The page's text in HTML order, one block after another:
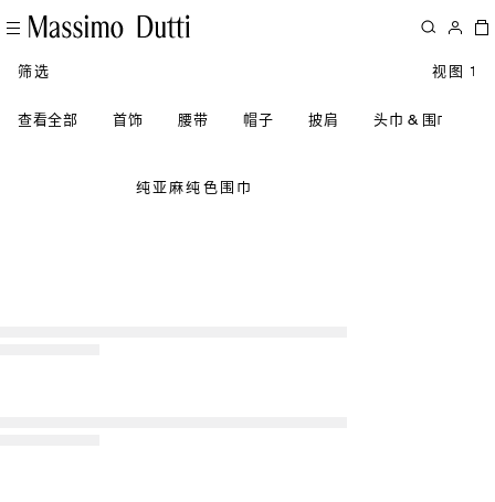
筛选 视图 1
查看全部 首饰 腰带 帽子 披肩 头巾 & 围巾
纯亚麻纯色围巾